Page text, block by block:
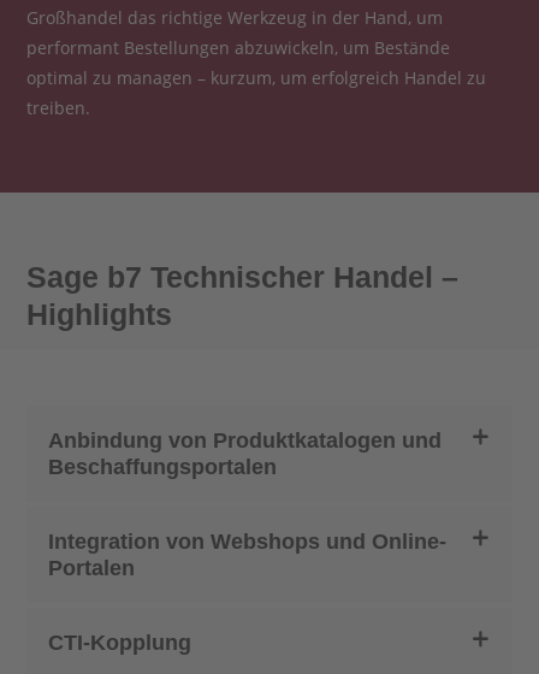
Großhandel das richtige Werkzeug in der Hand, um
performant Bestellungen abzuwickeln, um Bestände
optimal zu managen – kurzum, um erfolgreich Handel zu
treiben.
Sage b7 Technischer Handel –
Highlights
Anbindung von Produktkatalogen und
Beschaffungsportalen
Integration von Webshops und Online-
Portalen
CTI-Kopplung